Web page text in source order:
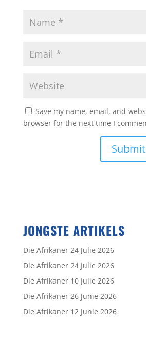
Save my name, email, and
browser for the next time I
JONGSTE ARTIKELS
Die Afrikaner 24 Julie 2026
Die Afrikaner 24 Julie 2026
Die Afrikaner 10 Julie 2026
Die Afrikaner 26 Junie 2026
Die Afrikaner 12 Junie 2026